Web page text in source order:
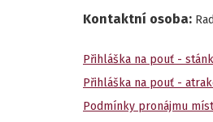
Kontaktní osoba:
Přihláška na pouť -
Přihláška na pouť -
Podmínky pronájmu míst